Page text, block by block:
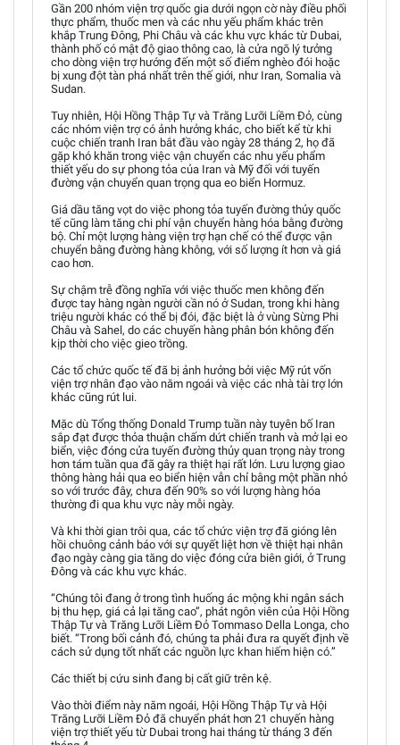
Gần 200 nhóm viện trợ quốc gia dưới ngọn cờ này điều phối
thực phẩm, thuốc men và các nhu yếu phẩm khác trên
khắp Trung Đông, Phi Châu và các khu vực khác từ Dubai,
thành phố có mật độ giao thông cao, là cửa ngõ lý tưởng
cho dòng viện trợ hướng đến một số điểm nghèo đói hoặc
bị xung đột tàn phá nhất trên thế giới, như Iran, Somalia và
Sudan.
Tuy nhiên, Hội Hồng Thập Tự và Trăng Lưỡi Liềm Đỏ, cùng
các nhóm viện trợ có ảnh hưởng khác, cho biết kể từ khi
cuộc chiến tranh Iran bắt đầu vào ngày 28 tháng 2, họ đã
gặp khó khăn trong việc vận chuyển các nhu yếu phẩm
thiết yếu do sự phong tỏa của Iran và Mỹ đối với tuyến
đường vận chuyển quan trọng qua eo biển Hormuz.
Giá dầu tăng vọt do việc phong tỏa tuyến đường thủy quốc
tế cũng làm tăng chi phí vận chuyển hàng hóa bằng đường
bộ. Chỉ một lượng hàng viện trợ hạn chế có thể được vận
chuyển bằng đường hàng không, với số lượng ít hơn và giá
cao hơn.
Sự chậm trễ đồng nghĩa với việc thuốc men không đến
được tay hàng ngàn người cần nó ở Sudan, trong khi hàng
triệu người khác có thể bị đói, đặc biệt là ở vùng Sừng Phi
Châu và Sahel, do các chuyến hàng phân bón không đến
kịp thời cho việc gieo trồng.
Các tổ chức quốc tế đã bị ảnh hưởng bởi việc Mỹ rút vốn
viện trợ nhân đạo vào năm ngoái và việc các nhà tài trợ lớn
khác cũng rút lui.
Mặc dù Tổng thống Donald Trump tuần này tuyên bố Iran
sắp đạt được thỏa thuận chấm dứt chiến tranh và mở lại eo
biển, việc đóng cửa tuyến đường thủy quan trọng này trong
hơn tám tuần qua đã gây ra thiệt hại rất lớn. Lưu lượng giao
thông hàng hải qua eo biển hiện vẫn chỉ bằng một phần nhỏ
so với trước đây, chưa đến 90% so với lượng hàng hóa
thường đi qua khu vực này mỗi ngày.
Và khi thời gian trôi qua, các tổ chức viện trợ đã gióng lên
hồi chuông cảnh báo với sự quyết liệt hơn về thiệt hại nhân
đạo ngày càng gia tăng do việc đóng cửa biên giới, ở Trung
Đông và các khu vực khác.
“Chúng tôi đang ở trong tình huống ác mộng khi ngân sách
bị thu hẹp, giá cả lại tăng cao”, phát ngôn viên của Hội Hồng
Thập Tự và Trăng Lưỡi Liềm Đỏ Tommaso Della Longa, cho
biết. “Trong bối cảnh đó, chúng ta phải đưa ra quyết định về
cách sử dụng tốt nhất các nguồn lực khan hiếm hiện có.”
Các thiết bị cứu sinh đang bị cất giữ trên kệ.
Vào thời điểm này năm ngoái, Hội Hồng Thập Tự và Hội
Trăng Lưỡi Liềm Đỏ đã chuyển phát hơn 21 chuyến hàng
viện trợ thiết yếu từ Dubai trong hai tháng từ tháng 3 đến